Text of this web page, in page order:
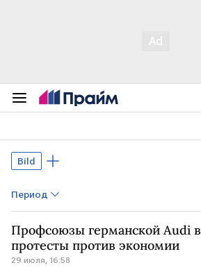
Bild
Период
Профсоюзы германской Audi
протесты против экономии
29 июля, 16:58